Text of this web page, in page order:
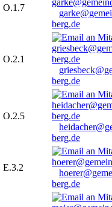
O.1.7
berg.de
O.2.1
berg.de
O.2.5
berg.de
E.3.2
berg.de